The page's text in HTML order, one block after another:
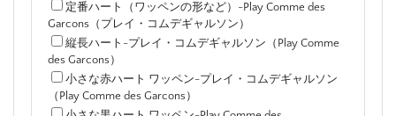
定番ハート（ワッペンの形など）-Play Comme des
Garcons（プレイ・コムデギャルソン）
縦長ハート-プレイ・コムデギャルソン（Play Comme
des Garcons）
小さな赤ハート ワッペン-プレイ・コムデギャルソン
（Play Comme des Garcons）